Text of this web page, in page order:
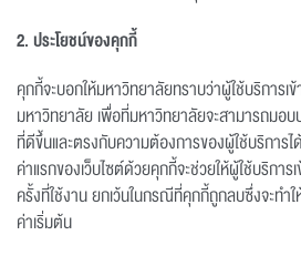
2. ประโยชน์ของคุกกี้
คุกกี้จะบอกให้มหาวิทยาลัยทราบว่าผู้ใช้บริการเข้
มหาวิทยาลัย เพื่อที่มหาวิทยาลัยจะสามารถมอบ
ที่ดีขึ้นและตรงกับความต้องการของผู้ใช้บริการ
ค่าแรกของเว็บไซต์ด้วยคุกกี้จะช่วยให้ผู้ใช้บริการ
ครั้งที่ใช้งาน ยกเว้นในกรณีที่คุกกี้ถูกลบซึ่งจะทำ
ค่าเริ่มต้น